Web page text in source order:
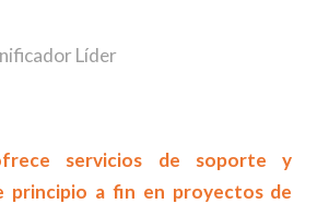
Líder
servicios de soporte y
principio a fin en proyectos de